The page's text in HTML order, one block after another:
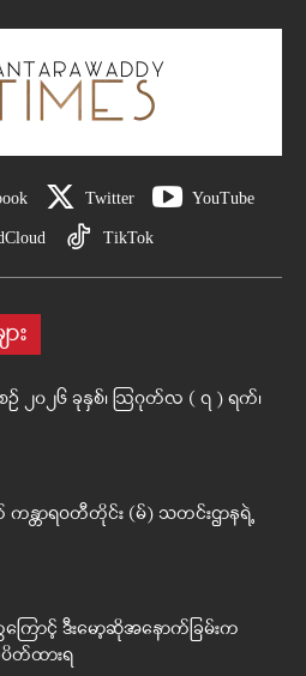
Twitter YouTube
TikTok
း
ဉ် ၂၀၂၆ ခုနှစ်၊ ဩဂုတ်လ ( ၇ ) ရက်၊
ာရဝတီတိုင်း (မ်) သတင်းဌာနရဲ့
ာင့် ဒီးမော့ဆိုအနောက်ခြမ်းက
တ်ထားရ